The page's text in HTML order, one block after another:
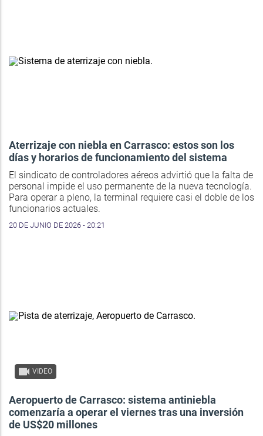
Aterrizaje con niebla en Carrasco: estos son los
días y horarios de funcionamiento del sistema
El sindicato de controladores aéreos advirtió que la falta de
personal impide el uso permanente de la nueva tecnología.
Para operar a pleno, la terminal requiere casi el doble de los
funcionarios actuales.
20 DE JUNIO DE 2026 - 20:21
VIDEO
Aeropuerto de Carrasco: sistema antiniebla
comenzaría a operar el viernes tras una inversión
de US$20 millones